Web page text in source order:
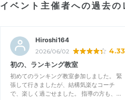
イベント主催者への過去の
Hiroshi164
2026/06/02 4.33
初の、ランキング教室
初めてのランキング教室参加しました。 緊
張して行きましたが、結構気楽なコーチ
で、楽しく過ごせました。 指導の方も、…